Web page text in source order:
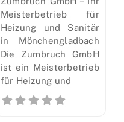
Meisterbetrieb für
Heizung und Sanitär
in Mönchengladbach
Die Zumbruch GmbH
ist ein Meisterbetrieb
für Heizung und